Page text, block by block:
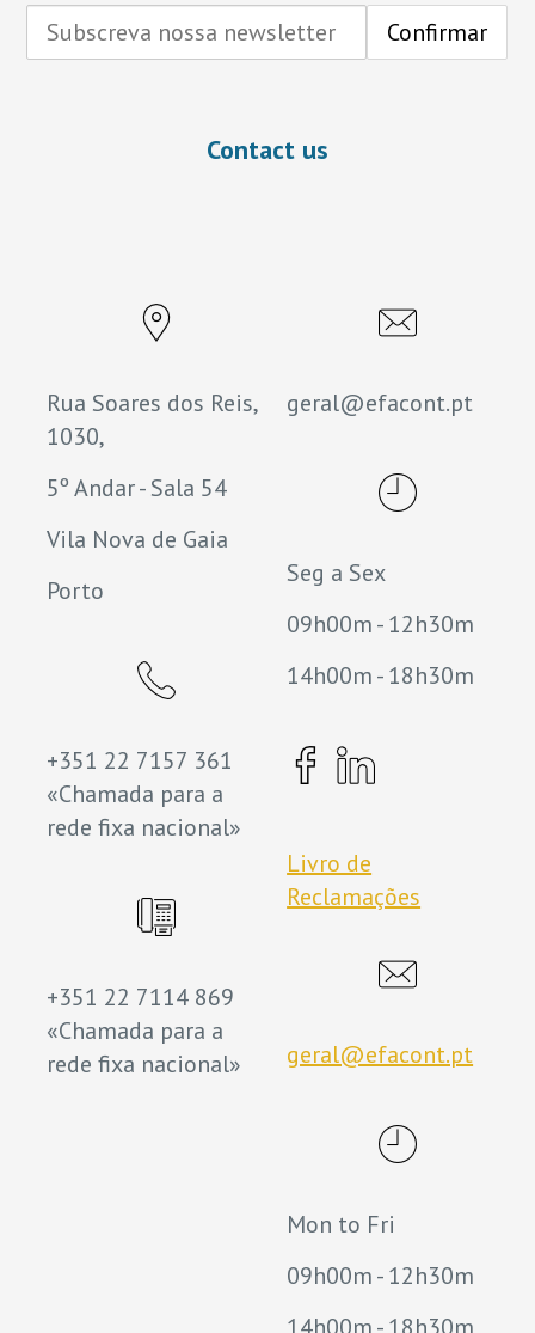
Contact us
Rua Soares dos Reis,
1030,
5º Andar - Sala 54
Vila Nova de Gaia
Porto
+351 22 7157 361
«Chamada para a
rede fixa nacional»
+351 22 7114 869
«Chamada para a
rede fixa nacional»
geral@efacont.pt
Seg a Sex
09h00m - 12h30m
14h00m - 18h30m
Livro de
Reclamações
geral@efacont.pt
Mon to Fri
09h00m - 12h30m